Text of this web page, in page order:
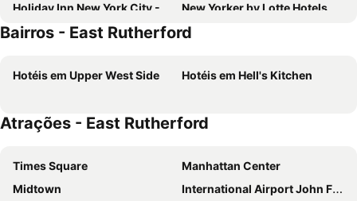
Holiday Inn New York City - Times Square By Ihg
New Yorker by Lotte Hotels
Hotel Riu Plaza Manhattan Times Square
Hotel Riu Plaza New York Times Square
AMTD Idea Tribeca Hotel
Carlton Arms Hotel
ROW NYC
SpringHill Suites by Marriott New York Queens
LIC Manhattan View Hotel
Wingate by Wyndham Long Island City
Radio Hotel
Americana Inn
Bairros - East Rutherford
Hotéis em Upper West Side Hotéis em Hell's Kitchen
Atrações - East Rutherford
Times Square
Manhattan Center
Midtown
International Airport John F. Kennedy